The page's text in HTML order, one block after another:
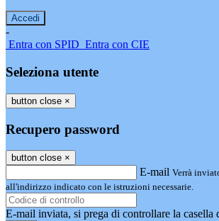
-
Entra con SPID Entra con CIE
Seleziona utente
button close ×
Recupero password
button close ×
E-mail Verrà
all'indirizzo indicato con le istruzioni necessarie.
E-mail inviata, si prega di controllare la casella